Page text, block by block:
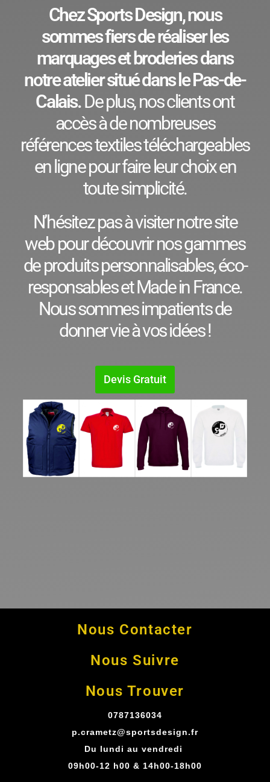
Chez Sports Design, nous
sommes fiers de réaliser les
marquages et broderies dans
notre atelier situé dans le Pas-de-
Calais.De plus, nos clients ont
accès à de nombreuses
références textiles téléchargeables
en ligne pour faire leur choix en
toute simplicité.
N’hésitez pas à visiter notre site
web pour découvrir nos gammes
de produits personnalisables, éco-
responsables et Made in France.
Nous sommes impatients de
donner vie à vos idées !
Devis Gratuit
Nous Contacter
Nous Trouver
Nous Suivre
0787136034
p.crametz@sportsdesign.fr
Du lundi au vendredi
09h00-12 h00 & 14h00-18h00